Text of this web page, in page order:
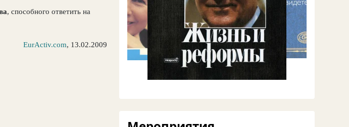
, способного ответить на
EurActiv.com, 13.02.2009